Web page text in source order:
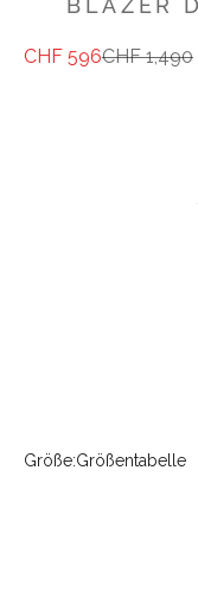
BLAZER
Angebot
CHF 596Regulärer Preis
CHF 1,490
Größe:Größentabelle